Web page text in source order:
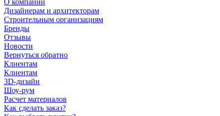
О компании
Дизайнерам и архитекторам
Строительным организациям
Бренды
Отзывы
Новости
Вернуться обратно
Клиентам
Клиентам
3D-дизайн
Шоу-рум
Расчет материалов
Как сделать заказ?